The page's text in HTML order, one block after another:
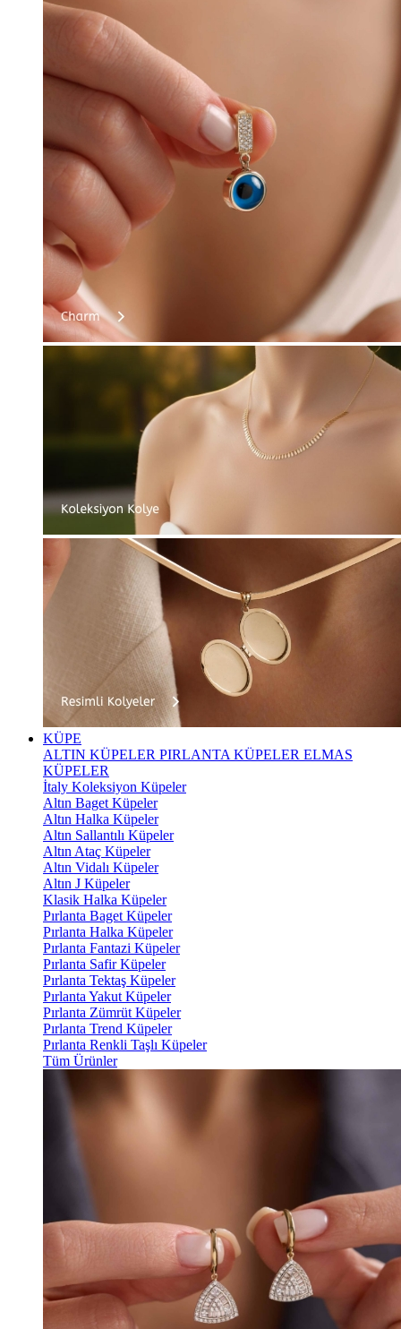
KÜPE
ALTIN KÜPELER PIRLANTA KÜPELER ELMAS
KÜPELER
İtaly Koleksiyon Küpeler
Altın Baget Küpeler
Altın Halka Küpeler
Altın Sallantılı Küpeler
Altın Ataç Küpeler
Altın Vidalı Küpeler
Altın J Küpeler
Klasik Halka Küpeler
Pırlanta Baget Küpeler
Pırlanta Halka Küpeler
Pırlanta Fantazi Küpeler
Pırlanta Safir Küpeler
Pırlanta Tektaş Küpeler
Pırlanta Yakut Küpeler
Pırlanta Zümrüt Küpeler
Pırlanta Trend Küpeler
Pırlanta Renkli Taşlı Küpeler
Tüm Ürünler